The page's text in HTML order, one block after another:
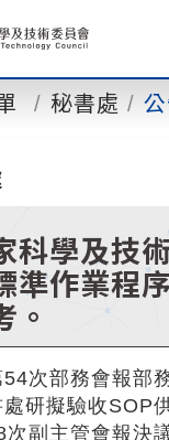
秘書處
科學及技
準作業程
。
次部務會報部
研擬驗收SOP
副主管會報決